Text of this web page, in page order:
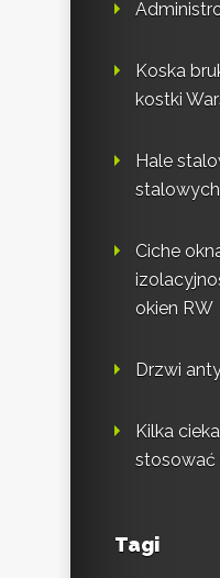
Koska
kostki
Hale
stalowych
Ciche
okien RW
Drzwi
Kilka
stosować
Tagi